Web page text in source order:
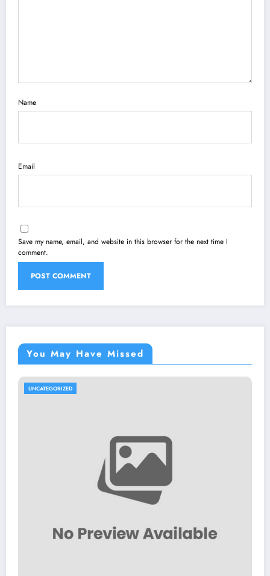
Name
Email
Save my name, email, and website in this browser for the next time I
comment.
You May Have Missed
UNCATEGORIZED